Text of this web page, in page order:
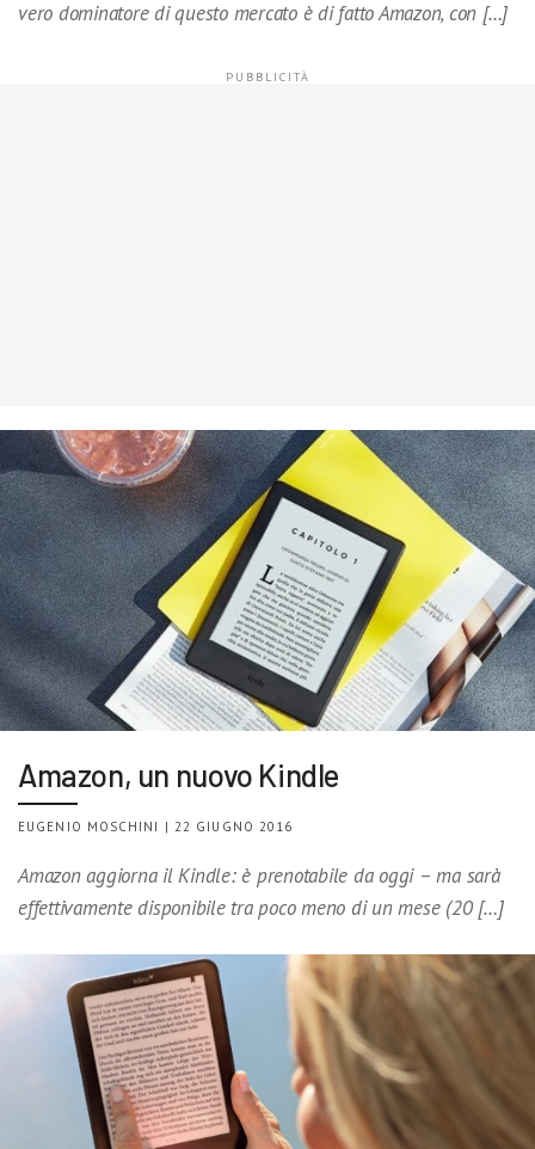
vero dominatore di questo mercato è di fatto Amazon, con […]
Amazon, un nuovo Kindle
EUGENIO MOSCHINI | 22 GIUGNO 2016
Amazon aggiorna il Kindle: è prenotabile da oggi – ma sarà
effettivamente disponibile tra poco meno di un mese (20 […]